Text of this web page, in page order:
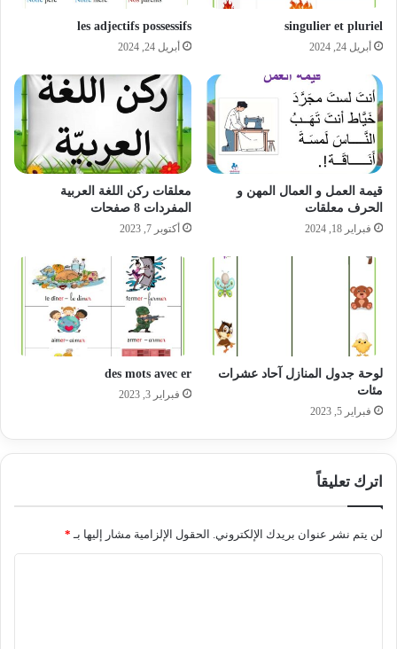
singulier et pluriel
أبريل 24, 2024
les adjectifs possessifs
أبريل 24, 2024
قيمة العمل و العمال المهن و
الحرف معلقات
فبراير 18, 2024
معلقات ركن اللغة العربية
المفردات 8 صفحات
أكتوبر 7, 2023
لوحة جدول المنازل آحاد عشرات
مئات
فبراير 5, 2023
des mots avec er
فبراير 3, 2023
اترك تعليقاً
لن يتم نشر عنوان بريدك الإلكتروني. الحقول الإلزامية مشار إليها بـ *